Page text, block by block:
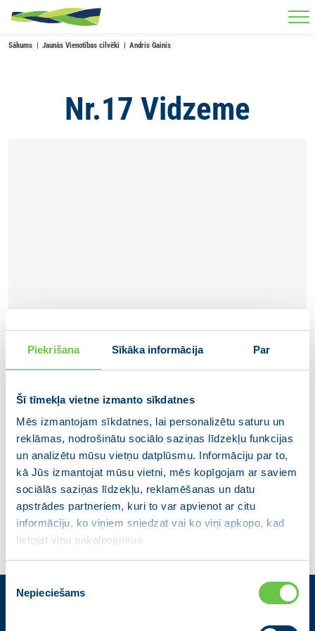
Piekrišana Sīkāka informācija Par
Šī tīmekļa vietne izmanto sīkdatnes
Mēs izmantojam sīkdatnes, lai personalizētu saturu un
reklāmas, nodrošinātu sociālo saziņas līdzekļu funkcijas
un analizētu mūsu vietņu datplūsmu. Informāciju par to,
kā Jūs izmantojat mūsu vietni, mēs kopīgojam ar saviem
sociālās saziņas līdzekļu, reklamēšanas un datu
apstrādes partneriem, kuri to var apvienot ar citu
informāciju, ko viņiem sniedzat vai ko viņi apkopo, kad
lietojat viņu pakalpojumus.
Piekrišanas
izvēle
Nepieciešams
Skip to main content
Sākums Jaunās Vienotības cilvēki Andris Gainis
Nr.17 Vidzeme
Andris Gainis
Uzņēmējs